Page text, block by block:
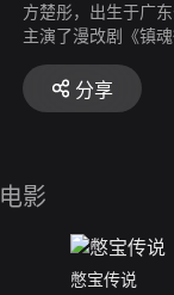
方楚彤，出生于广
主演了漫改剧《镇
认识。2019年3月
分享
电影
憋宝传说